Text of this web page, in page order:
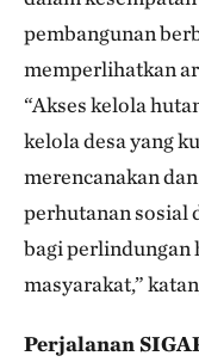
pembangunan
memperlihatkan
“Akses kelola
kelola desa yang
merencanakan
perhutanan sosial
bagi perlindungan
masyarakat,”
Perjalanan